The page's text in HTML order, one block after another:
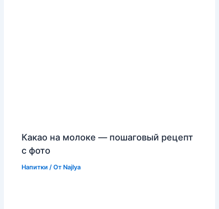
Какао на молоке — пошаговый рецепт
с фото
Напитки / От Najlya